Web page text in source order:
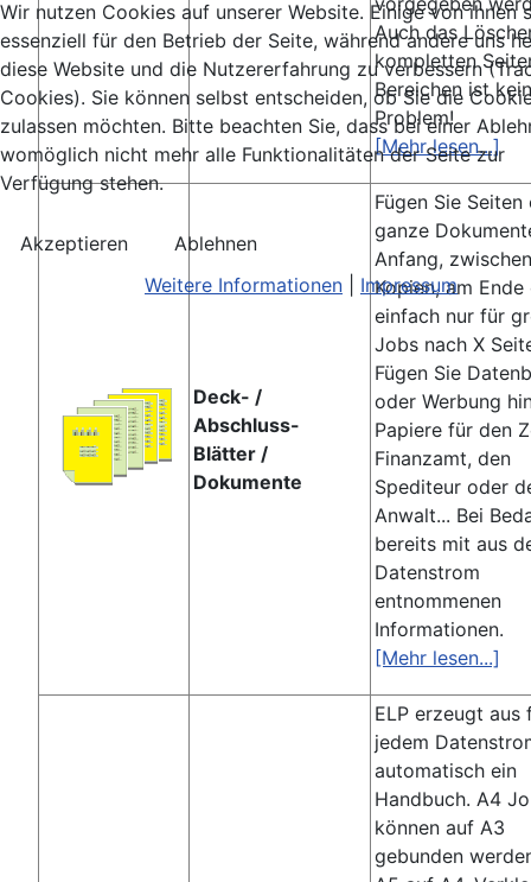
Auch das
kompletten
Bereichen ist kein
Problem!
[Mehr lesen...]
Deck- /
Abschluss-
Blätter /
Dokumente
Fügen Sie Seiten
ganze
Anfang,
Kopien, am Ende
einfach nur für
Jobs nach X
Fügen Sie
oder Werbung
Papiere für den
Finanzamt, den
Spediteur oder
Anwalt... Bei
bereits mit aus
Datenstrom
entnommenen
Informationen.
[Mehr lesen...]
ELP erzeugt aus
jedem
automatisch ein
Handbuch. A4
können auf A3
gebunden
Wir nutzen Cookies auf unserer Website. Einige von ihnen
essenziell für den Betrieb der Seite, während andere uns
diese Website und die Nutzererfahrung zu verbessern
Cookies). Sie können selbst entscheiden, ob Sie die
zulassen möchten. Bitte beachten Sie, dass bei einer
womöglich nicht mehr alle Funktionalitäten der Seite zur
Verfügung stehen.
Akzeptieren
Ablehnen
Weitere Informationen
Impressum